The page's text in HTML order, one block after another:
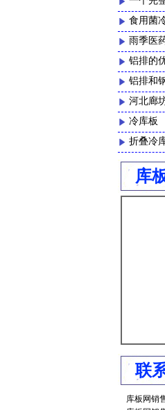
食用菌
雨季医
铝排的
铝排和
河北廊
冷库板
折叠冷
库
联
库板网销